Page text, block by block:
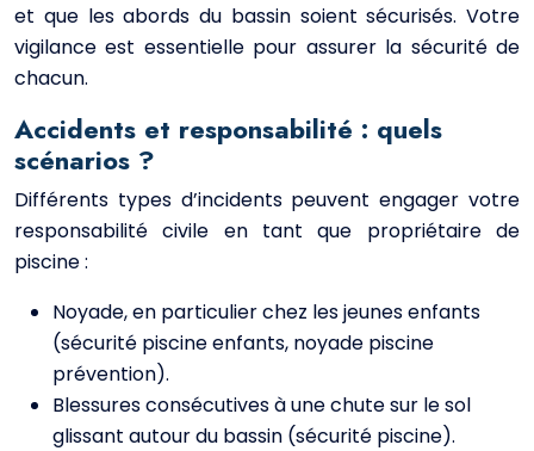
et que les abords du bassin soient sécurisés. Votre
vigilance est essentielle pour assurer la sécurité de
chacun.
Accidents et responsabilité : quels
scénarios ?
Différents types d’incidents peuvent engager votre
responsabilité civile en tant que propriétaire de
piscine :
Noyade, en particulier chez les jeunes enfants
(sécurité piscine enfants, noyade piscine
prévention).
Blessures consécutives à une chute sur le sol
glissant autour du bassin (sécurité piscine).